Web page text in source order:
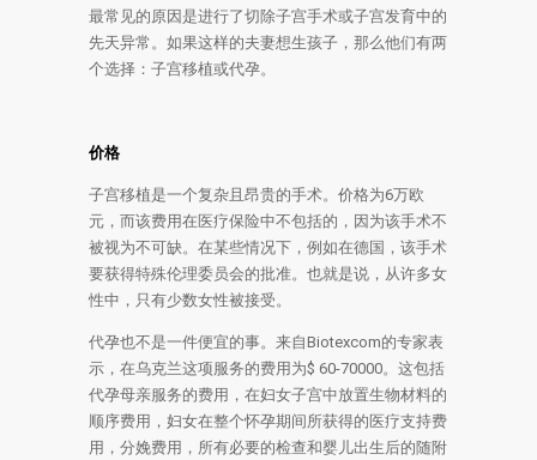
最常见的原因是进行了切除子宫手术或子宫发育中的
先天异常。如果这样的夫妻想生孩子，那么他们有两
个选择：子宫移植或代孕。
价格
子宫移植是一个复杂且昂贵的手术。价格为6万欧
元，而该费用在医疗保险中不包括的，因为该手术不
被视为不可缺。在某些情况下，例如在德国，该手术
要获得特殊伦理委员会的批准。也就是说，从许多女
性中，只有少数女性被接受。
代孕也不是一件便宜的事。来自Biotexcom的专家表
示，在乌克兰这项服务的费用为$ 60-70000。这包括
代孕母亲服务的费用，在妇女子宫中放置生物材料的
顺序费用，妇女在整个怀孕期间所获得的医疗支持费
用，分娩费用，所有必要的检查和婴儿出生后的随附